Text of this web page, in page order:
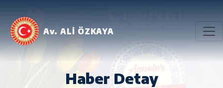
Av. ALİ ÖZKAYA
Haber Detay